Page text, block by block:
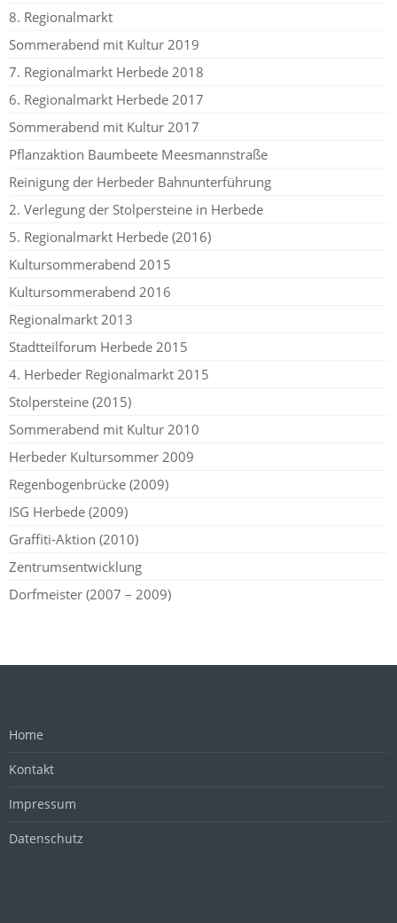
8. Regionalmarkt
Sommerabend mit Kultur 2019
7. Regionalmarkt Herbede 2018
6. Regionalmarkt Herbede 2017
Sommerabend mit Kultur 2017
Pflanzaktion Baumbeete Meesmannstraße
Reinigung der Herbeder Bahnunterführung
2. Verlegung der Stolpersteine in Herbede
5. Regionalmarkt Herbede (2016)
Kultursommerabend 2015
Kultursommerabend 2016
Regionalmarkt 2013
Stadtteilforum Herbede 2015
4. Herbeder Regionalmarkt 2015
Stolpersteine (2015)
Sommerabend mit Kultur 2010
Herbeder Kultursommer 2009
Regenbogenbrücke (2009)
ISG Herbede (2009)
Graffiti-Aktion (2010)
Zentrumsentwicklung
Dorfmeister (2007 – 2009)
Home
Kontakt
Impressum
Datenschutz